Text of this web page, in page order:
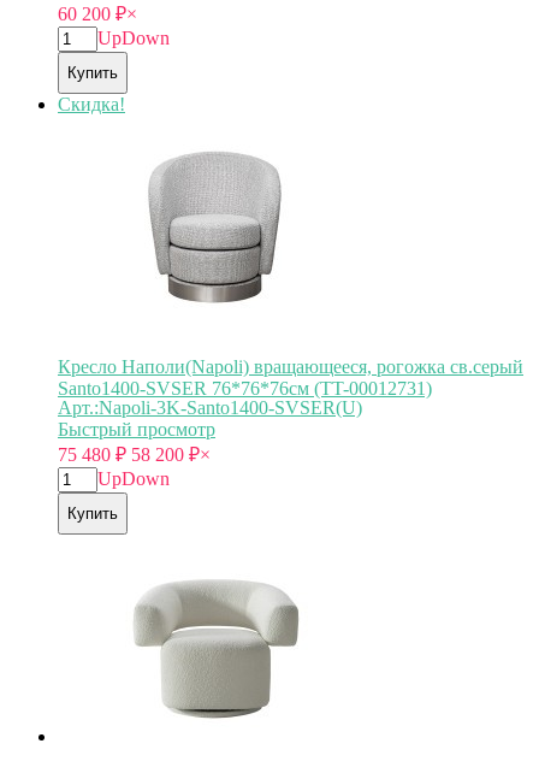
60 200 ₽×
UpDown
Купить
Скидка!
Кресло Наполи(Napoli) вращающееся, рогожка св.серый
Santo1400-SVSER 76*76*76см (TT-00012731)
Арт.:Napoli-3K-Santo1400-SVSER(U)
Быстрый просмотр
75 480 ₽ 58 200 ₽×
UpDown
Купить